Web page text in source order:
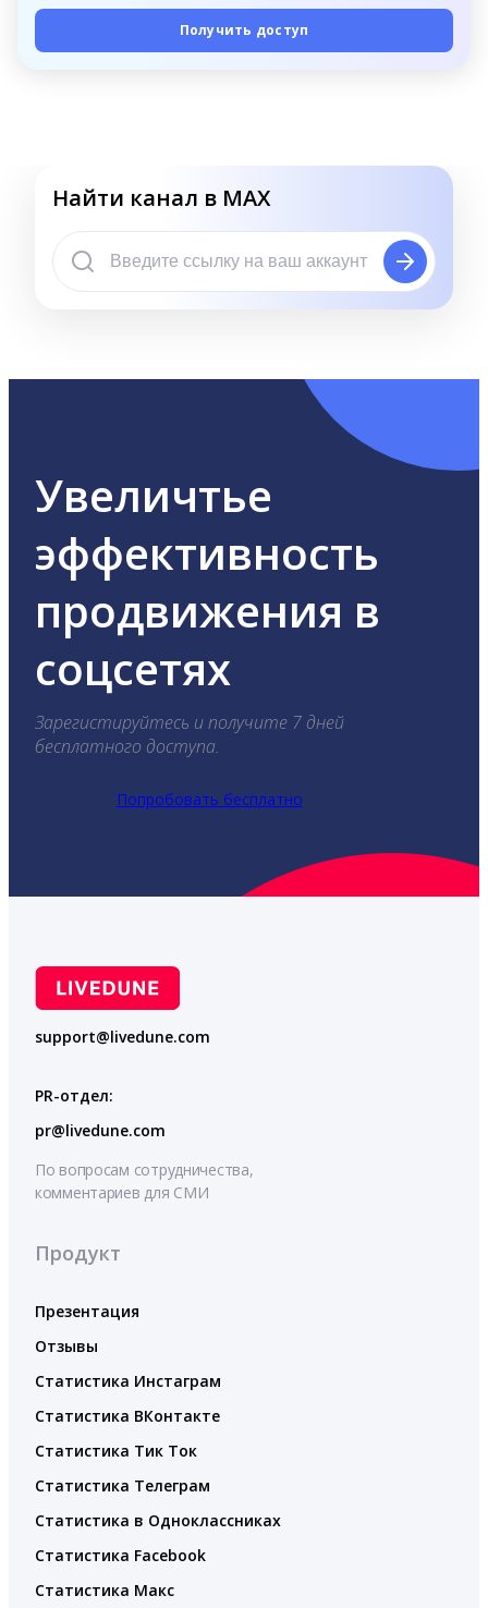
Получить доступ
Найти канал в MAX
Увеличтье
эффективность
продвижения в
соцсетях
Зарегистируйтесь и получите 7 дней
бесплатного доступа.
Попробовать бесплатно
support@livedune.com
PR-отдел:
pr@livedune.com
По вопросам сотрудничества,
комментариев для СМИ
Продукт
Презентация
Отзывы
Статистика Инстаграм
Статистика ВКонтакте
Статистика Тик Ток
Статистика Телеграм
Статистика в Одноклассниках
Статистика Facebook
Статистика Макс